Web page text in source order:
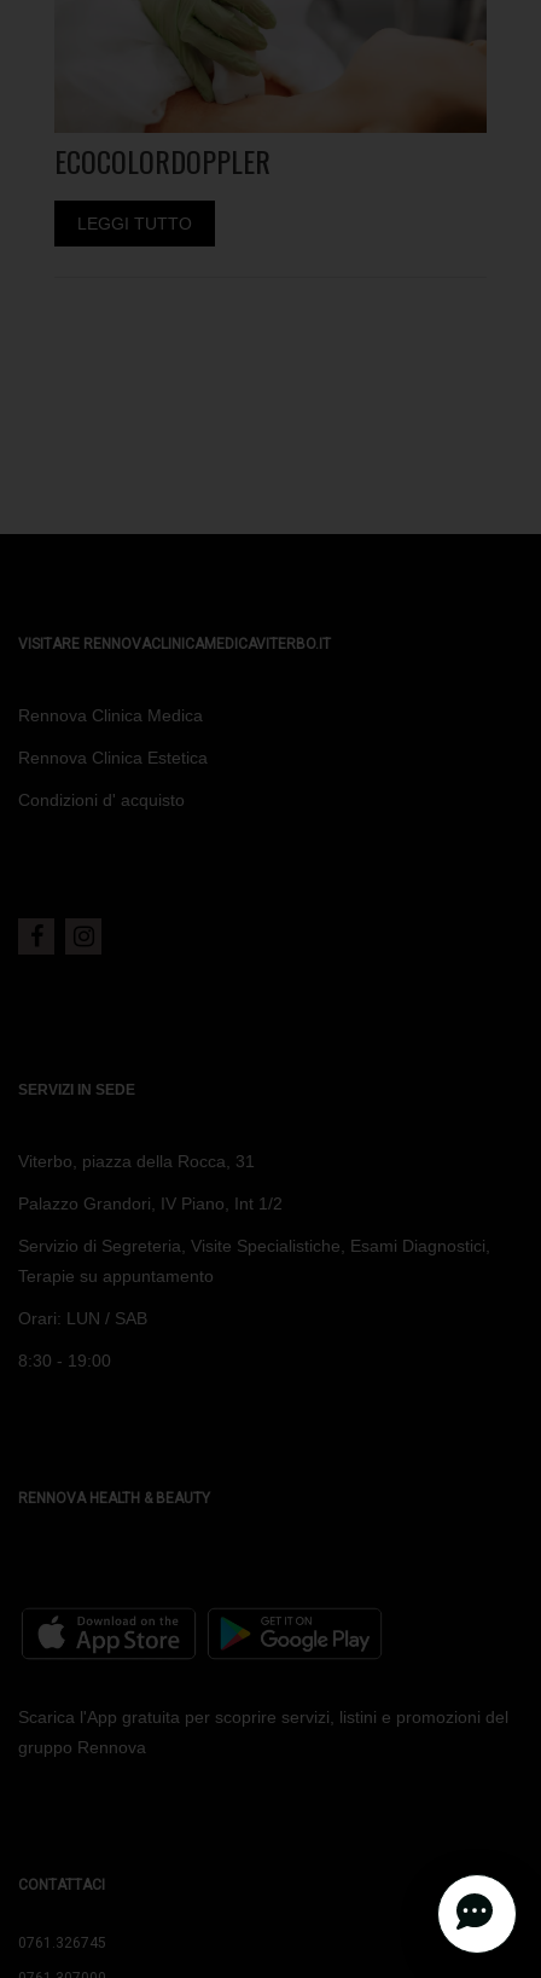
ECOCOLORDOPPLER
LEGGI TUTTO
VISITARE RENNOVACLINICAMEDICAVITERBO.IT
Rennova Clinica Medica
Rennova Clinica Estetica
Condizioni d' acquisto
SERVIZI IN SEDE
Viterbo, piazza della Rocca, 31
Palazzo Grandori, IV Piano, Int 1/2
Servizio di Segreteria, Visite Specialistiche, Esami Diagnostici,
Terapie su appuntamento
Orari: LUN / SAB
8:30 - 19:00
RENNOVA HEALTH & BEAUTY
Scarica l'App gratuita per scoprire servizi, listini e promozioni del
gruppo Rennova
CONTATTACI
0761.326745